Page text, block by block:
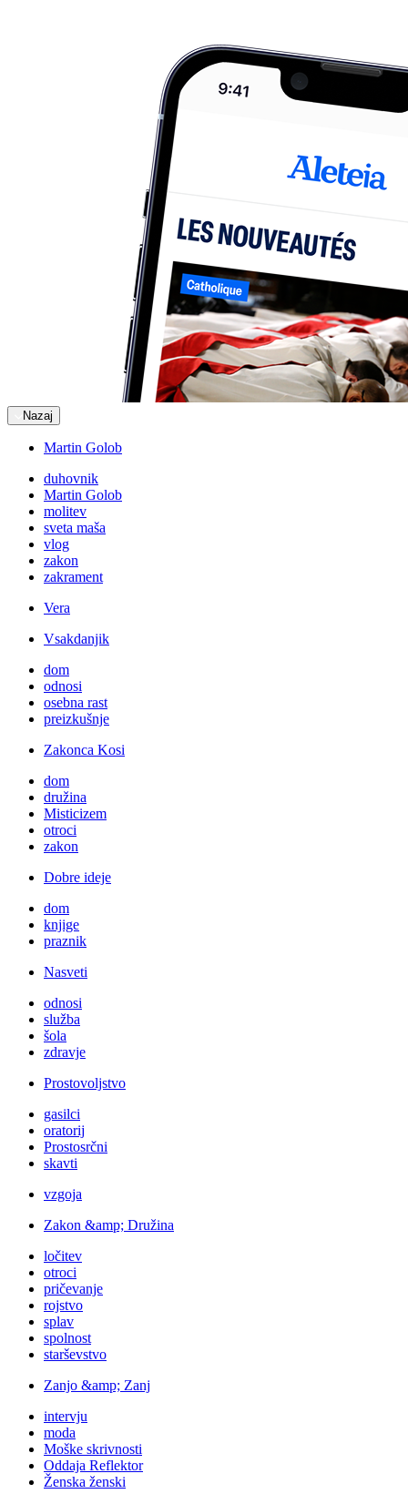
Nazaj
Martin Golob
duhovnik
Martin Golob
molitev
sveta maša
vlog
zakon
zakrament
Vera
Vsakdanjik
dom
odnosi
osebna rast
preizkušnje
Zakonca Kosi
dom
družina
Misticizem
otroci
zakon
Dobre ideje
dom
knjige
praznik
Nasveti
odnosi
služba
šola
zdravje
Prostovoljstvo
gasilci
oratorij
Prostosrčni
skavti
vzgoja
Zakon &amp; Družina
ločitev
otroci
pričevanje
rojstvo
splav
spolnost
starševstvo
Zanjo &amp; Zanj
intervju
moda
Moške skrivnosti
Oddaja Reflektor
Ženska ženski